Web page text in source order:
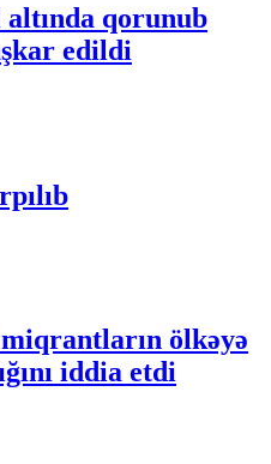
qorunub
edildi
ölkəyə
iddia etdi